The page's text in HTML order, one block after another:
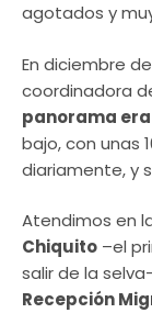
agotados y
En diciembre de
coordinadora
panorama
bajo, con unas
diariamente, y
Atendimos en
Chiquito –el
salir de la
Recepción